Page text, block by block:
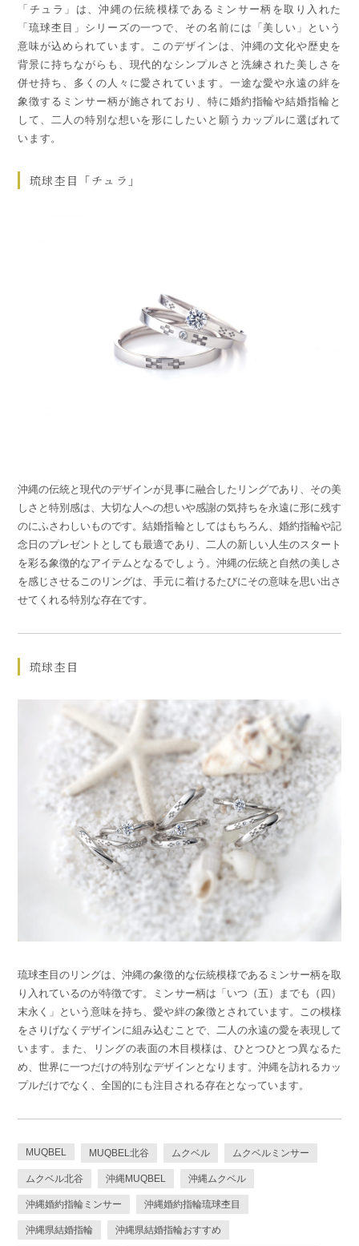
「チュラ」は、沖縄の伝統模様であるミンサー柄を取り入れた
「琉球杢目」シリーズの一つで、その名前には「美しい」という
意味が込められています。このデザインは、沖縄の文化や歴史を
背景に持ちながらも、現代的なシンプルさと洗練された美しさを
併せ持ち、多くの人々に愛されています。一途な愛や永遠の絆を
象徴するミンサー柄が施されており、特に婚約指輪や結婚指輪と
して、二人の特別な想いを形にしたいと願うカップルに選ばれて
います。
琉球杢目「チュラ」
沖縄の伝統と現代のデザインが見事に融合したリングであり、その美
しさと特別感は、大切な人への想いや感謝の気持ちを永遠に形に残す
のにふさわしいものです。結婚指輪としてはもちろん、婚約指輪や記
念日のプレゼントとしても最適であり、二人の新しい人生のスタート
を彩る象徴的なアイテムとなるでしょう。沖縄の伝統と自然の美しさ
を感じさせるこのリングは、手元に着けるたびにその意味を思い出さ
せてくれる特別な存在です。
琉球杢目
琉球杢目のリングは、沖縄の象徴的な伝統模様であるミンサー柄を取
り入れているのが特徴です。ミンサー柄は「いつ（五）までも（四）
末永く」という意味を持ち、愛や絆の象徴とされています。この模様
をさりげなくデザインに組み込むことで、二人の永遠の愛を表現して
います。また、リングの表面の木目模様は、ひとつひとつ異なるた
め、世界に一つだけの特別なデザインとなります。沖縄を訪れるカッ
プルだけでなく、全国的にも注目される存在となっています。
MUQBEL MUQBEL北谷 ムクベル ムクベルミンサー
ムクベル北谷 沖縄MUQBEL 沖縄ムクベル
沖縄婚約指輪ミンサー 沖縄婚約指輪琉球杢目
沖縄県結婚指輪 沖縄県結婚指輪おすすめ